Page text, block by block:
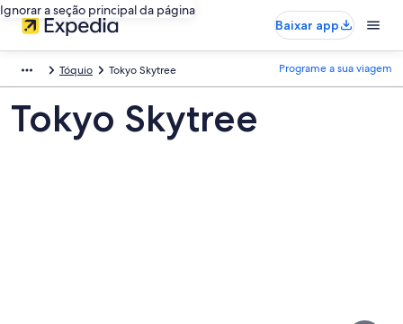
Ignorar a seção principal da página
Baixar app
Tóquio Tokyo Skytree Programe a sua viagem
Tokyo Skytree